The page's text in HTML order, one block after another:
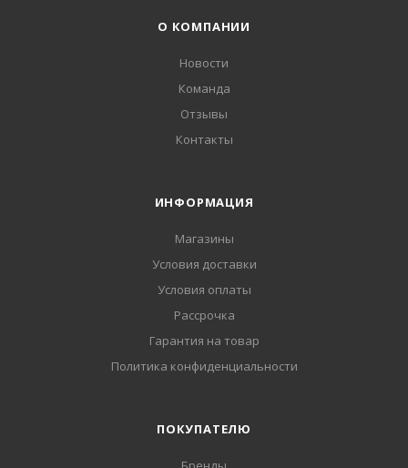
О КОМПАНИИ
Новости
Команда
Отзывы
Контакты
ИНФОРМАЦИЯ
Магазины
Условия доставки
Условия оплаты
Рассрочка
Гарантия на товар
Политика конфиденциальности
ПОКУПАТЕЛЮ